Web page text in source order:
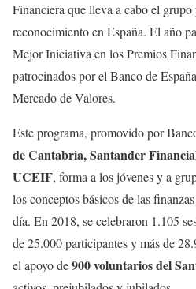
Financiera que lleva a cabo el
reconocimiento en España. El año
Mejor Iniciativa en los Premios
patrocinados por el Banco de
Mercado de Valores.
Este programa, promovido por
de Cantabria, Santander
UCEIF, forma a los jóvenes y a
los conceptos básicos de las
día. En 2018, se celebraron 1.105
de 25.000 participantes y más de
el apoyo de900 voluntarios del